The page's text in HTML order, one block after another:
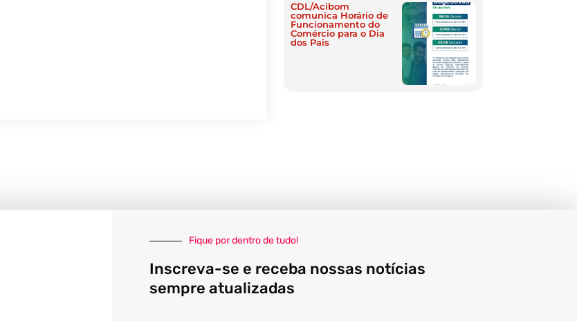
CDL/Acibom
comunica Horário de
Funcionamento do
Comércio para o Dia
dos Pais
Fique por dentro de tudo!
Inscreva-se e receba nossas notícias
sempre atualizadas